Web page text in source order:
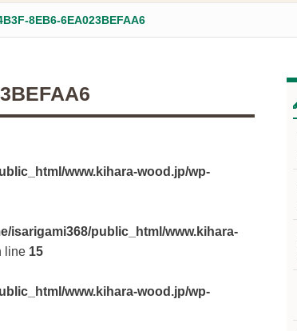
8EB6-6EA023BEFAA6
www.kihara-wood.jp/wp-
isarigami368/public_html/www.kihara-
line 15
www.kihara-wood.jp/wp-